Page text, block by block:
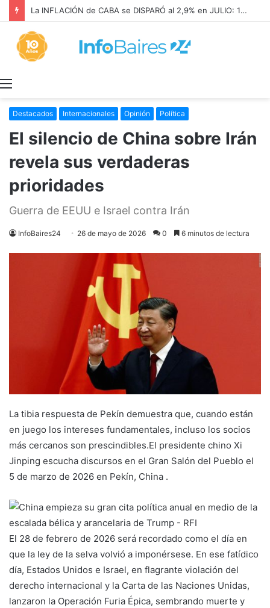
La INFLACIÓN de CABA se DISPARÓ al 2,9% en JULIO: 19,4% en 2026
Destacados Internacionales Opinión Política
El silencio de China sobre Irán
revela sus verdaderas
prioridades
Guerra de EEUU e Israel contra Irán
InfoBaires24 26 de mayo de 2026 0 6 minutos de lectura
La tibia respuesta de Pekín demuestra que, cuando están
en juego los intereses fundamentales, incluso los socios
más cercanos son prescindibles.El presidente chino Xi
Jinping escucha discursos en el Gran Salón del Pueblo el
5 de marzo de 2026 en Pekín, China .
El 28 de febrero de 2026 será recordado como el día en
que la ley de la selva volvió a imponérsese. En ese fatídico
día, Estados Unidos e Israel, en flagrante violación del
derecho internacional y la Carta de las Naciones Unidas,
lanzaron la Operación Furia Épica, sembrando muerte y